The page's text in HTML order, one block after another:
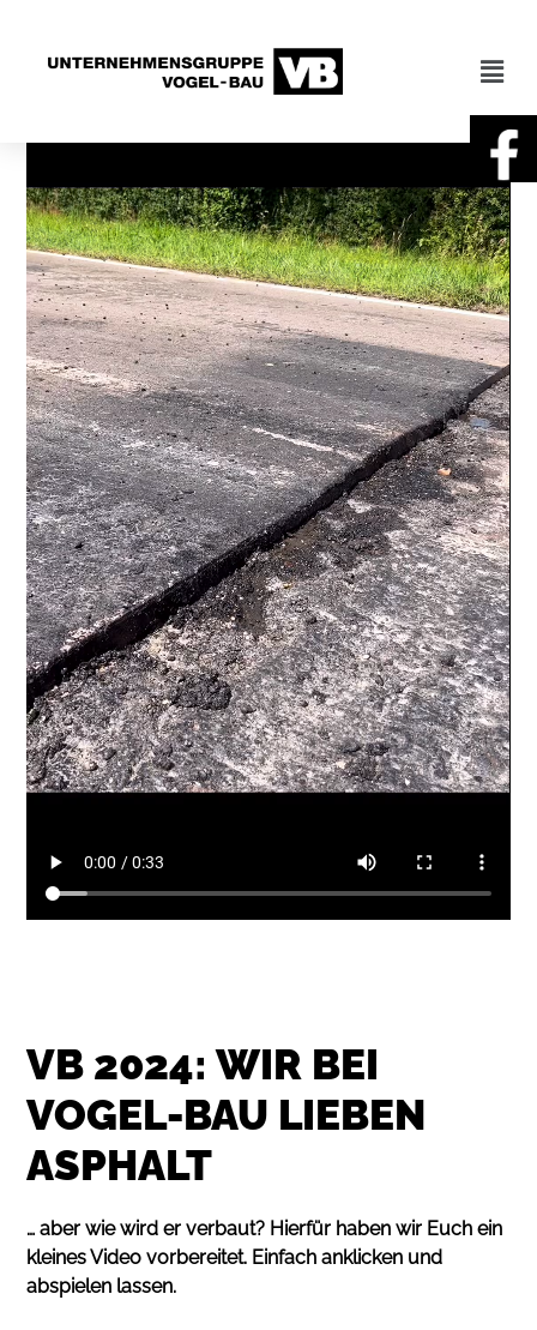
VB 2024: WIR BEI
VOGEL-BAU LIEBEN
ASPHALT
… aber wie wird er verbaut? Hierfür haben wir Euch ein
kleines Video vorbereitet. Einfach anklicken und
abspielen lassen.